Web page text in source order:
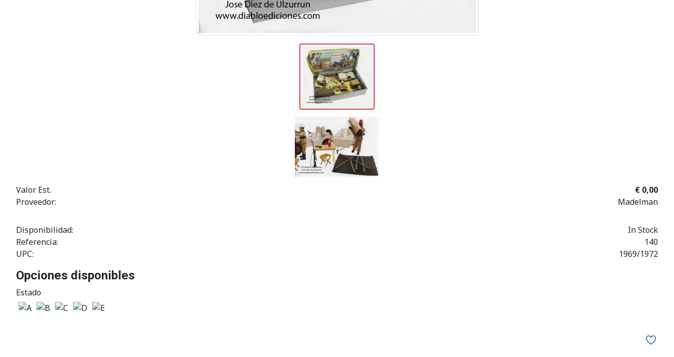
Valor Est.
€ 0,00
Proveedor:
Madelman
Disponibilidad:
In Stock
Referencia:
140
UPC:
1969/1972
Opciones disponibles
Estado